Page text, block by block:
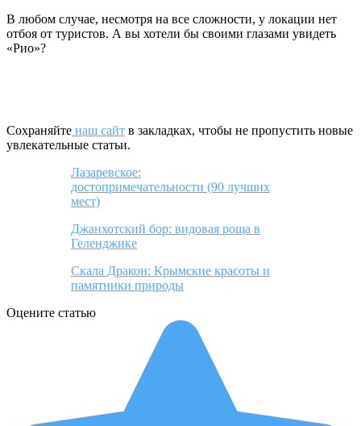
В любом случае, несмотря на все сложности, у локации нет
отбоя от туристов. А вы хотели бы своими глазами увидеть
«Рио»?
Сохраняйте наш сайт в закладках, чтобы не пропустить новые
увлекательные статьи.
Лазаревское:
достопримечательности (90 лучших
мест)
Джанхотский бор: видовая роща в
Геленджике
Скала Дракон: Крымские красоты и
памятники природы
Оцените статью